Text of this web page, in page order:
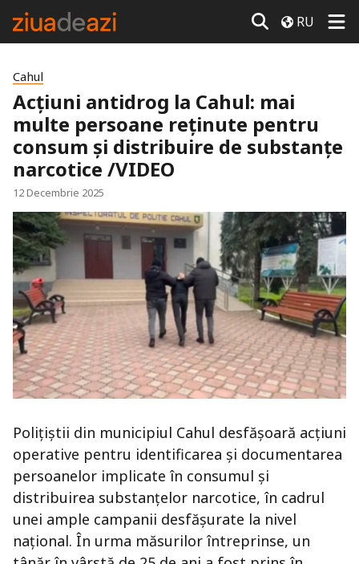
RU
Cahul
Acțiuni antidrog la Cahul: mai
multe persoane reținute pentru
consum și distribuire de substanțe
narcotice /VIDEO
12 Decembrie 2025
Polițiștii din municipiul Cahul desfășoară acțiuni
operative pentru identificarea și documentarea
persoanelor implicate în consumul și
distribuirea substanțelor narcotice, în cadrul
unei ample campanii desfășurate la nivel
național. În urma măsurilor întreprinse, un